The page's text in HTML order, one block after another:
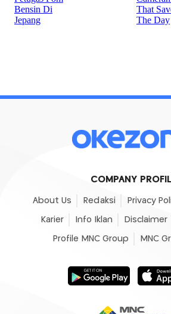
COMPANY
About Us Redaksi Privacy
Karier Info Iklan Disclaimer
Profile MNC Group MNC